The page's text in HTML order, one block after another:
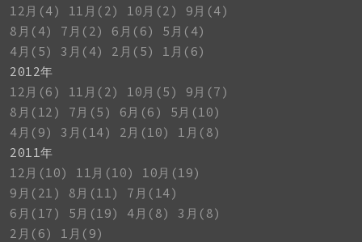
12月(4)
11月(2) 10月(2)
9月(4)
8月(4)
7月(2) 6月(6)
5月(4)
4月(5)
3月(4) 2月(5)
1月(6)
2012年
12月(6)
11月(2) 10月(5)
9月(7)
8月(12)
7月(5) 6月(6)
5月(10)
4月(9)
3月(14) 2月(10)
1月(8)
2011年
12月(10)
11月(10)
10月(19)
9月(21)
8月(11)
7月(14)
6月(17)
5月(19) 4月(8)
3月(8)
2月(6)
1月(9)